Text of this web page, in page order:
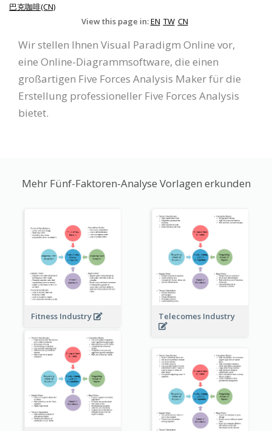
巴克咖啡(CN)
View this page in:EN TW CN
Wir stellen Ihnen Visual Paradigm Online vor,
eine Online-Diagrammsoftware, die einen
großartigen Five Forces Analysis Maker für die
Erstellung professioneller Five Forces Analysis
bietet.
Mehr Fünf-Faktoren-Analyse Vorlagen erkunden
Fitness Industry Telecomes Industry